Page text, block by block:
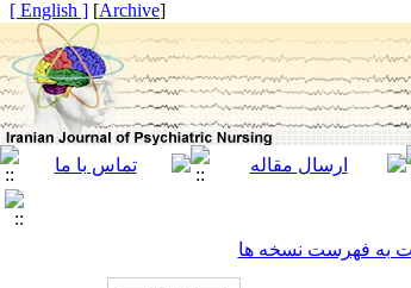
[
Archive
]
[ English ]
به فهرست نسخه ها